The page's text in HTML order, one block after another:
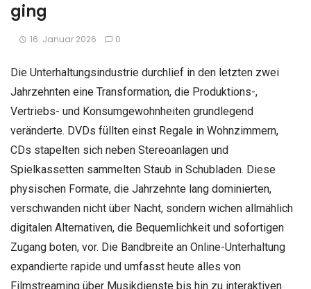
ging
16. Januar 2026 0
Die Unterhaltungsindustrie durchlief in den letzten zwei
Jahrzehnten eine Transformation, die Produktions-,
Vertriebs- und Konsumgewohnheiten grundlegend
veränderte. DVDs füllten einst Regale in Wohnzimmern,
CDs stapelten sich neben Stereoanlagen und
Spielkassetten sammelten Staub in Schubladen. Diese
physischen Formate, die Jahrzehnte lang dominierten,
verschwanden nicht über Nacht, sondern wichen allmählich
digitalen Alternativen, die Bequemlichkeit und sofortigen
Zugang boten, vor. Die Bandbreite an Online-Unterhaltung
expandierte rapide und umfasst heute alles von
Filmstreaming über Musikdienste bis hin zu interaktiven